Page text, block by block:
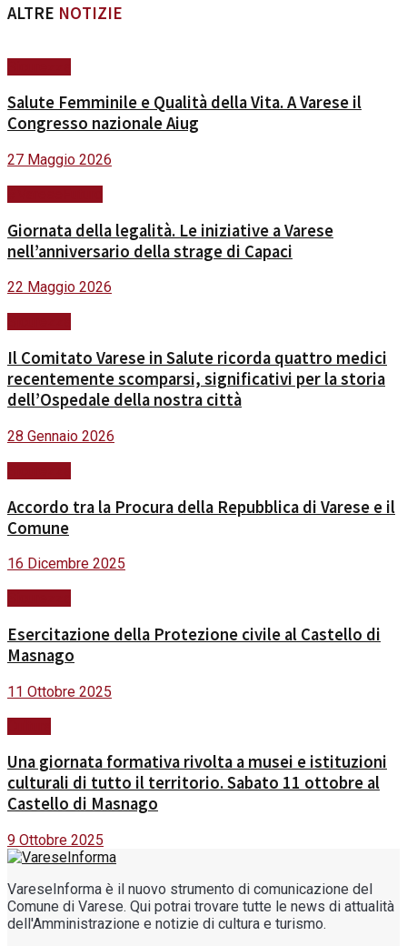
ALTRE NOTIZIE
Salute Femminile e Qualità della Vita. A Varese il
Congresso nazionale Aiug
27 Maggio 2026
Giornata della legalità. Le iniziative a Varese
nell’anniversario della strage di Capaci
22 Maggio 2026
Il Comitato Varese in Salute ricorda quattro medici
recentemente scomparsi, significativi per la storia
dell’Ospedale della nostra città
28 Gennaio 2026
Accordo tra la Procura della Repubblica di Varese e il
Comune
16 Dicembre 2025
Esercitazione della Protezione civile al Castello di
Masnago
11 Ottobre 2025
Una giornata formativa rivolta a musei e istituzioni
culturali di tutto il territorio. Sabato 11 ottobre al
Castello di Masnago
9 Ottobre 2025
VareseInforma è il nuovo strumento di comunicazione del
Comune di Varese. Qui potrai trovare tutte le news di attualità
dell'Amministrazione e notizie di cultura e turismo.